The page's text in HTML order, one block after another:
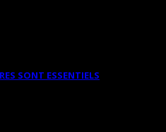
SONT ESSENTIELS